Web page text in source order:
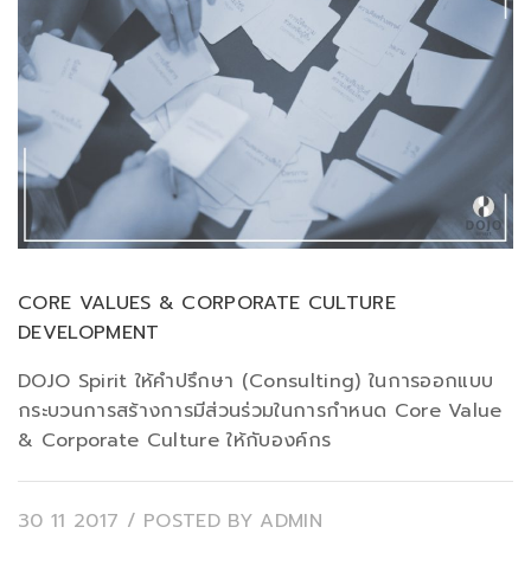
CORE VALUES & CORPORATE CULTURE
DEVELOPMENT
DOJO Spirit ให้คำปรึกษา (Consulting) ในการออกแบบ
กระบวนการสร้างการมีส่วนร่วมในการกำหนด Core Value
& Corporate Culture ให้กับองค์กร
30 11 2017 / POSTED BY ADMIN